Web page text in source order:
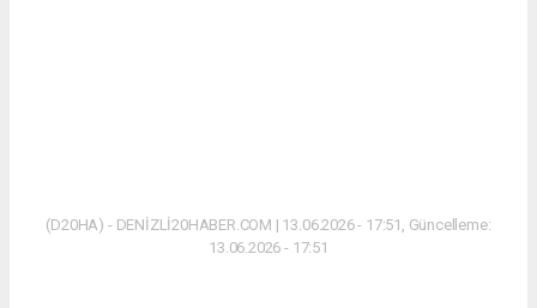
(D20HA) - DENİZLİ20HABER.COM | 13.06.2026 - 17:51, Güncelleme:
13.06.2026 - 17:51